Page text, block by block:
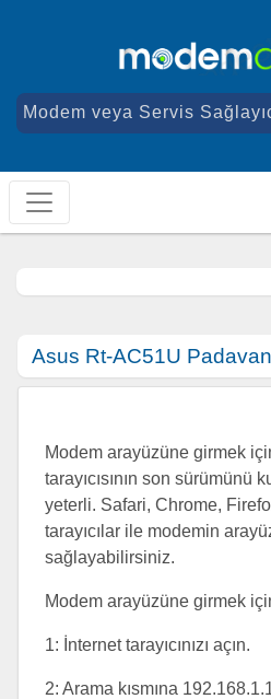
Asus Rt-AC51U
Modem arayüzüne girmek
tarayıcısının son sürümünü
yeterli. Safari, Chrome,
tarayıcılar ile modemin
sağlayabilirsiniz.
Modem arayüzüne girmek
1: İnternet tarayıcınızı açın.
2: Arama kısmına